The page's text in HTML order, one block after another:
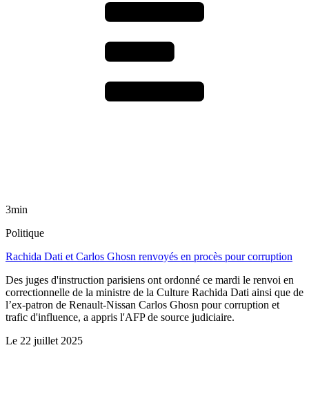
3min
Politique
Rachida Dati et Carlos Ghosn renvoyés en procès pour corruption
Des juges d'instruction parisiens ont ordonné ce mardi le renvoi en
correctionnelle de la ministre de la Culture Rachida Dati ainsi que de
l’ex-patron de Renault-Nissan Carlos Ghosn pour corruption et
trafic d'influence, a appris l'AFP de source judiciaire.
Le 22 juillet 2025